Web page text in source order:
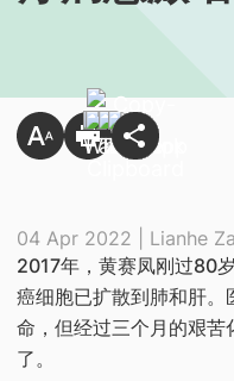
04 Apr 2022 | Lianhe
2017年，黄赛凤刚过80
癌细胞已扩散到肺和肝
命，但经过三个月的艰苦
了。